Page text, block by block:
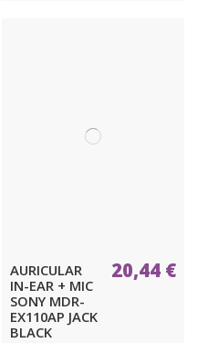
AURICULAR
IN-EAR + MIC
SONY MDR-
EX110AP JACK
BLACK
20,44 €